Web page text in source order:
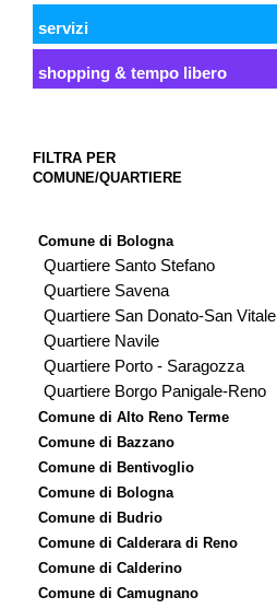
servizi
shopping & tempo libero
FILTRA PER
COMUNE/QUARTIERE
Comune di Bologna
Quartiere Santo Stefano
Quartiere Savena
Quartiere San Donato-San Vitale
Quartiere Navile
Quartiere Porto - Saragozza
Quartiere Borgo Panigale-Reno
Comune di Alto Reno Terme
Comune di Bazzano
Comune di Bentivoglio
Comune di Bologna
Comune di Budrio
Comune di Calderara di Reno
Comune di Calderino
Comune di Camugnano